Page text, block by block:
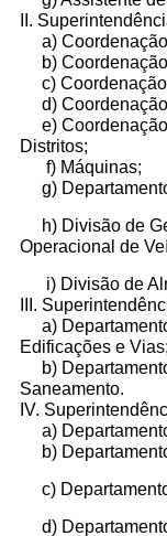
II.
a) Coordenação
b) Coordenação
c) Coordenação
d) Coordenação
e) Coordenação
Distritos;
f) Máquinas;
g)
h) Divisão de
Operacional de
i) Divisão de
III.
a)
Edificações e Vias;
b)
Saneamento.
IV.
a)
b)
c)
d)